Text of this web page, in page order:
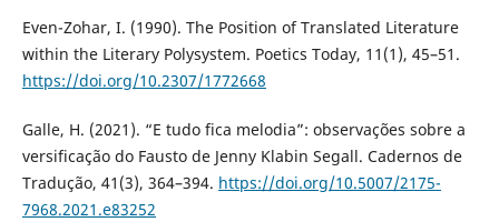
Even-Zohar, I. (1990). The Position of Translated Literature
within the Literary Polysystem. Poetics Today, 11(1), 45–51.
https://doi.org/10.2307/1772668
Galle, H. (2021). “E tudo fica melodia”: observações sobre a
versificação do Fausto de Jenny Klabin Segall. Cadernos de
Tradução, 41(3), 364–394. https://doi.org/10.5007/2175-
7968.2021.e83252